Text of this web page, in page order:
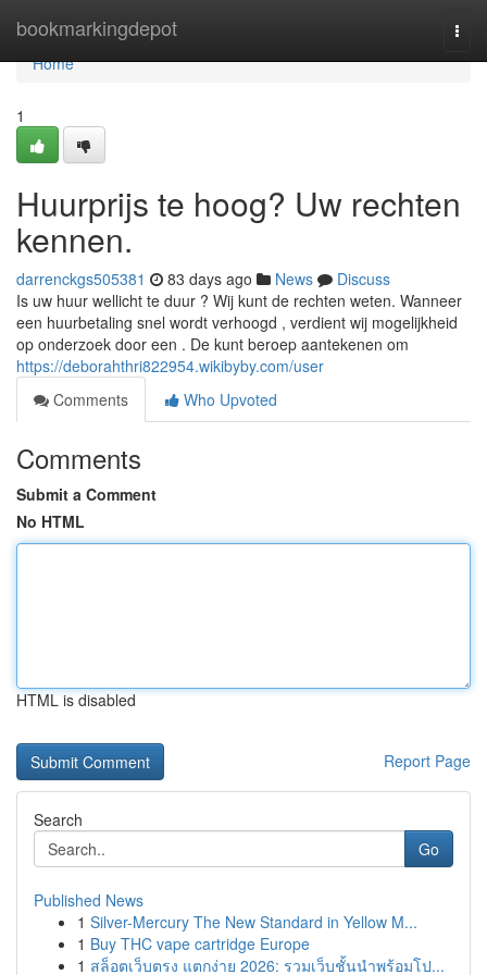
bookmarkingdepot
Home
Home
1
Huurprijs te hoog? Uw rechten
kennen.
darrenckgs505381 83 days ago News
Discuss
Is uw huur wellicht te duur ? Wij kunt de rechten weten. Wanneer
een huurbetaling snel wordt verhoogd , verdient wij mogelijkheid
op onderzoek door een . De kunt beroep aantekenen om
https://deborahthri822954.wikibyby.com/user
Comments
Who Upvoted
Comments
Submit a Comment
No HTML
HTML is disabled
Report Page
Search
Go
Published News
1 Silver-Mercury The New Standard in Yellow M...
1 Buy THC vape cartridge Europe
1 สล็อตเว็บตรง แตกง่าย 2026: รวมเว็บชั้นนำพร้อมโป...